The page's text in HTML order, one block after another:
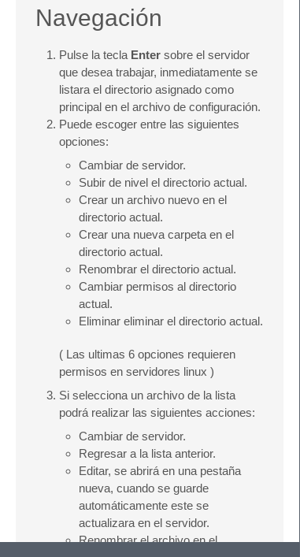
Navegación
Pulse la tecla Enter sobre el servidor
que desea trabajar, inmediatamente se
listara el directorio asignado como
principal en el archivo de configuración.
Puede escoger entre las siguientes
opciones:
Cambiar de servidor.
Subir de nivel el directorio actual.
Crear un archivo nuevo en el
directorio actual.
Crear una nueva carpeta en el
directorio actual.
Renombrar el directorio actual.
Cambiar permisos al directorio
actual.
Eliminar eliminar el directorio actual.
( Las ultimas 6 opciones requieren
permisos en servidores linux )
Si selecciona un archivo de la lista
podrá realizar las siguientes acciones:
Cambiar de servidor.
Regresar a la lista anterior.
Editar, se abrirá en una pestaña
nueva, cuando se guarde
automáticamente este se
actualizara en el servidor.
Renombrar el archivo en el